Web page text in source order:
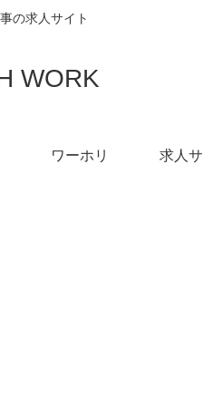
の求人サイト
WORK
ワーホリ